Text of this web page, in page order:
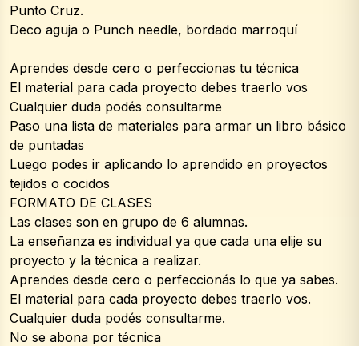
Punto Cruz.
Deco aguja o Punch needle, bordado marroquí
Aprendes desde cero o perfeccionas tu técnica
El material para cada proyecto debes traerlo vos
Cualquier duda podés consultarme
Paso una lista de materiales para armar un libro básico
de puntadas
Luego podes ir aplicando lo aprendido en proyectos
tejidos o cocidos
FORMATO DE CLASES
Las clases son en grupo de 6 alumnas.
La enseñanza es individual ya que cada una elije su
proyecto y la técnica a realizar.
Aprendes desde cero o perfeccionás lo que ya sabes.
El material para cada proyecto debes traerlo vos.
Cualquier duda podés consultarme.
No se abona por técnica